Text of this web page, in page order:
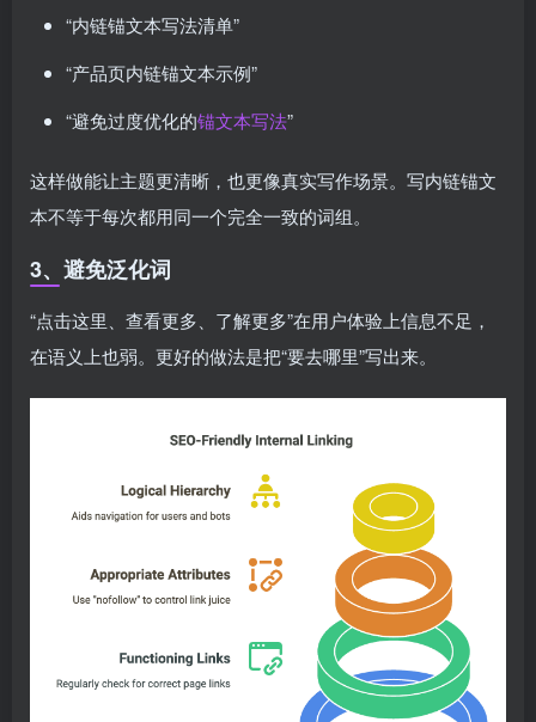
“内链锚文本写法清单”
“产品页内链锚文本示例”
“避免过度优化的锚文本写法”
这样做能让主题更清晰，也更像真实写作场景。写内链锚文
本不等于每次都用同一个完全一致的词组。
3、避免泛化词
“点击这里、查看更多、了解更多”在用户体验上信息不足，
在语义上也弱。更好的做法是把“要去哪里”写出来。